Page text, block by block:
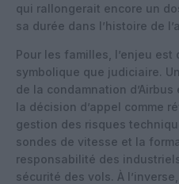
qui rallongerait encore un
sa durée dans l’histoire de
Pour les familles, l’enjeu est
symbolique que judiciaire.
de la condamnation d’Airbus
la décision d’appel comme
gestion des risques
sondes de vitesse et la
responsabilité des
sécurité des vols. À